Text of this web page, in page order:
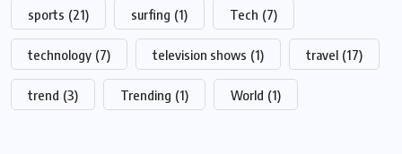
sports (21) surfing (1) Tech (7)
technology (7) television shows (1) travel (17)
trend (3) Trending (1) World (1)